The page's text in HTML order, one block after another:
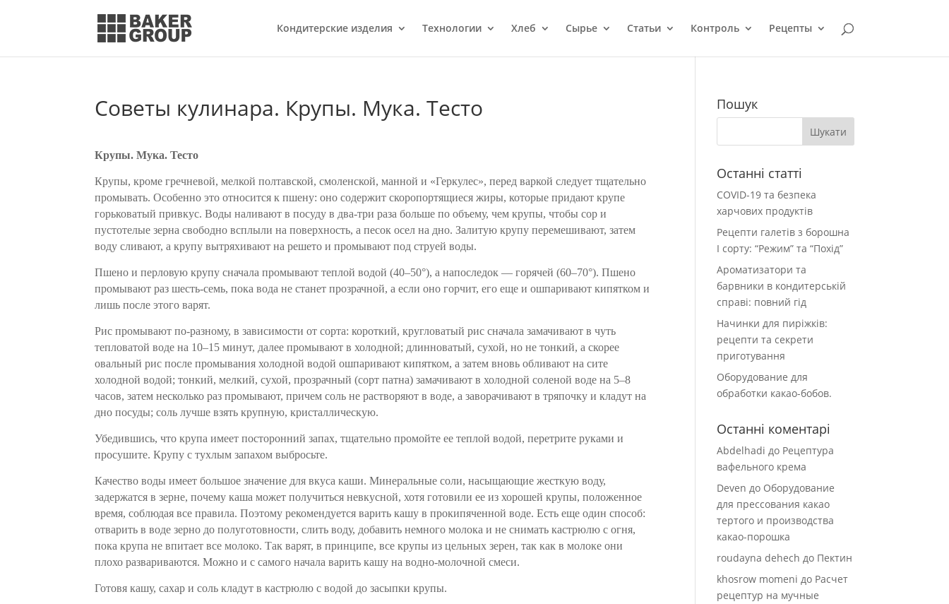
Кондитерcкие изделия Технологии Хлеб Сырье Статьи Контроль Рецепты
Советы кулинара. Крупы. Мука. Тесто
Крупы. Мука. Тесто
Крупы, кроме гречневой, мелкой полтавской, смоленской, манной и «Геркулес», перед варкой следует тщательно
промывать. Особенно это относится к пшену: оно содержит скоропортящиеся жиры, которые придают крупе
горьковатый привкус. Воды наливают в посуду в два-три раза больше по объему, чем крупы, чтобы сор и
пустотелые зерна свободно всплыли на поверхность, а песок осел на дно. Залитую крупу перемешивают, затем
воду сливают, а крупу вытряхивают на решето и промывают под струей воды.
Пшено и перловую крупу сначала промывают теплой водой (40–50°), а напоследок — горячей (60–70°). Пшено
промывают раз шесть-семь, пока вода не станет прозрачной, а если оно горчит, его еще и ошпаривают кипятком и
лишь после этого варят.
Рис промывают по-разному, в зависимости от сорта: короткий, кругловатый рис сначала замачивают в чуть
тепловатой воде на 10–15 минут, далее промывают в холодной; длинноватый, сухой, но не тонкий, а скорее
овальный рис после промывания холодной водой ошпаривают кипятком, а затем вновь обливают на сите
холодной водой; тонкий, мелкий, сухой, прозрачный (сорт патна) замачивают в холодной соленой воде на 5–8
часов, затем несколько раз промывают, причем соль не растворяют в воде, а заворачивают в тряпочку и кладут на
дно посуды; соль лучше взять крупную, кристаллическую.
Убедившись, что крупа имеет посторонний запах, тщательно промойте ее теплой водой, перетрите руками и
просушите. Крупу с тухлым запахом выбросьте.
Качество воды имеет большое значение для вкуса каши. Минеральные соли, насыщающие жесткую воду,
задержатся в зерне, почему каша может получиться невкусной, хотя готовили ее из хорошей крупы, положенное
время, соблюдая все правила. Поэтому рекомендуется варить кашу в прокипяченной воде. Есть еще один способ:
отварить в воде зерно до полуготовности, слить воду, добавить немного молока и не снимать кастрюлю с огня,
пока крупа не впитает все молоко. Так варят, в принципе, все крупы из цельных зерен, так как в молоке они
плохо развариваются. Можно и с самого начала варить кашу на водно-молочной смеси.
Готовя кашу, сахар и соль кладут в кастрюлю с водой до засыпки крупы.
Пошук
Останні статті
COVID-19 та безпека
харчових продуктів
Рецепти галетів з борошна
І сорту: “Режим” та “Похід”
Ароматизатори та
барвники в кондитерській
справі: повний гід
Начинки для пиріжків:
рецепти та секрети
приготування
Оборудование для
обработки какао-бобов.
Останні коментарі
Abdelhadi до Рецептура
вафельного крема
Deven до Оборудование
для прессования какао
тертого и производства
какао-порошка
roudayna dehech до Пектин
khosrow momeni до Расчет
рецептур на мучные